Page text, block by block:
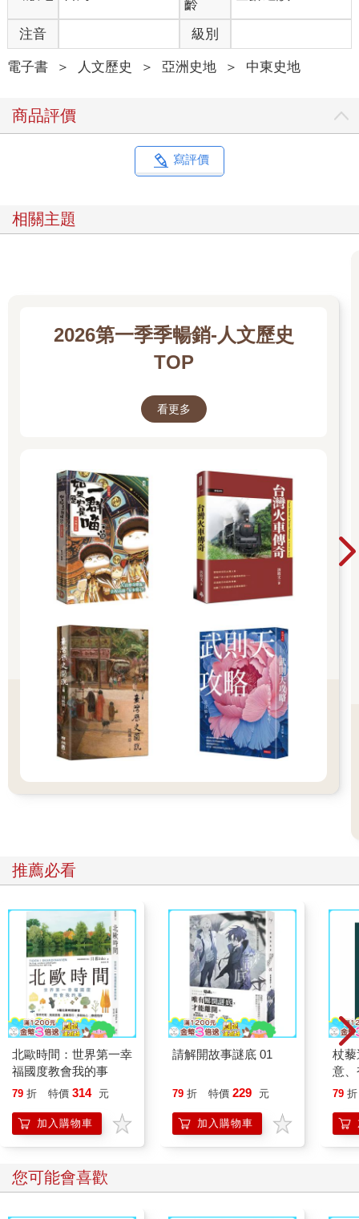
撒冷，本身也載著令人難以負荷的記憶。三千年來，信仰、征服
與流血持續在這裡堆疊，每一塊石頭都可能被搬移、刮除、改
建，背負著被強行遺忘的過去。猶太思想家班雅明曾說，「受壓
迫的階級，本身就是歷史知識的承載者─不是某個人或某群人，
糾纏交織。班雅明還認為，在彌賽亞的時間觀中，過去不圓滿的
部分仍有可能從「當下」獲得圓滿的契機─被壓抑的歷史會反
撲，並在最意想不到的時刻，以最猛烈的方式回擊，揭示那些被
權力與時間抹去的真相。
宗教想像，卻也因為這些想像，一次次成為戰爭、流血與毀滅的
遺忘之上。
每個猶太人都夢想著安葬在耶路撒冷，深信末日降臨時，這
裡是通往天國的門戶。「墳場」早已成為耶路撒冷揮之不去的意
堅持，也暴露人性的脆弱─以神聖之名，人們可以彼此殘殺，也
可以在同一片天空下流淚。救贖的希望，在每一次衝突後顯得更
渴望，同時映照出人性最陰暗的慾望。這座城市既是天堂的投
影，也是地獄的縮影。
《漫畫耶路撒冷》不僅是認識聖城的最佳讀本，也是理想的
旅遊指南。透過作者所分享對這座城市的愛與知識，我們對猶太
人也多了一分共感，多了一些體會，更瞭解他們為什麼會─那麼
怪異、難相處、虔誠、頑固、慳吝、狹隘、令人敬畏⋯⋯
齡
注音 級別
電子書 ＞ 人文歷史 ＞ 亞洲史地 ＞ 中東史地
商品評價
寫評價
相關主題
2026第一季季暢銷-人文歷史
TOP
看更多
推薦必看
北歐時間：世界第一幸
福國度教會我的事
79 折 特價 314 元
加入購物車
請解開故事謎底 01
79 折 特價 229 元
加入購物車
杖
意
恭
79 折
您可能會喜歡